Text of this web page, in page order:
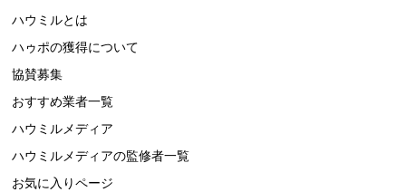
ハウミルとは
ハゥポの獲得について
協賛募集
おすすめ業者一覧
ハウミルメディア
ハウミルメディアの監修者一覧
お気に入りページ